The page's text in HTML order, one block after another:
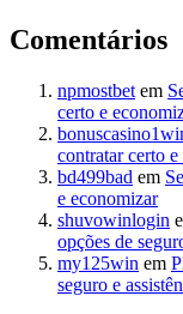
Comentários
npmostbet em
certo e
contratar certo
bd499bad em
e economizar
shuvowinlogin
opções de
my125win em
seguro e